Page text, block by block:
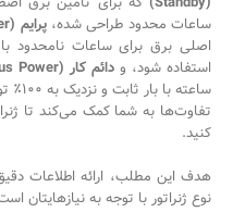
ساعات محدود طراحی شده،پرایم (Prime Power)
استفاده شود، ودائم کار (Continuous Power)
تفاوت‌ها به شما کمک می‌کند تا
کنید.
هدف این مطلب، ارائه اطلاعات
نوع ژنراتور با توجه به نیازهایتان